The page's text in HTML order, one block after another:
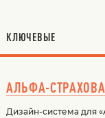
КЛЮЧЕВЫЕ
АЛЬФА-
Дизайн-система для